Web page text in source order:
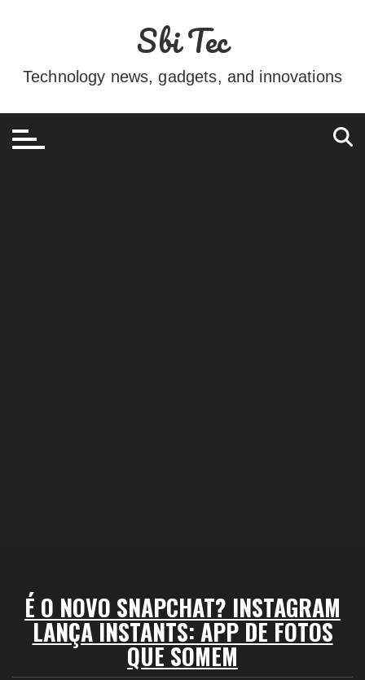
conteúdo
Sbi Tec
Technology news, gadgets, and innovations
É O NOVO SNAPCHAT? INSTAGRAM
LANÇA INSTANTS: APP DE FOTOS
QUE SOMEM